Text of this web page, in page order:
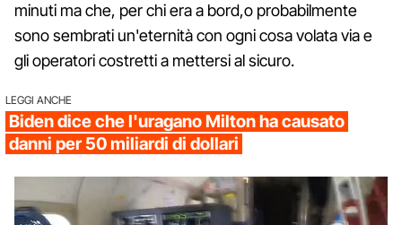
minuti ma che, per chi era a bord,o probabilmente
sono sembrati un'eternità con ogni cosa volata via e
gli operatori costretti a mettersi al sicuro.
LEGGI ANCHE
Biden dice che l'uragano Milton ha causato
danni per 50 miliardi di dollari